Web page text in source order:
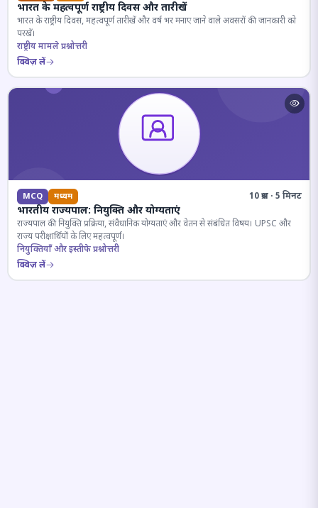
भारत के महत्वपूर्ण राष्ट्रीय दिवस और तारीखें
भारत के राष्ट्रीय दिवस, महत्वपूर्ण तारीखें और वर्ष भर मनाए जाने वाले अवसरों की जानकारी को
परखें।
राष्ट्रीय मामले प्रश्नोत्तरी
क्विज़ लें
MCQ मध्यम 10 प्रश्न · 5 मिनट
भारतीय राज्यपाल: नियुक्ति और योग्यताएं
राज्यपाल की नियुक्ति प्रक्रिया, संवैधानिक योग्यताएं और वेतन से संबंधित विषय। UPSC और
राज्य परीक्षार्थियों के लिए महत्वपूर्ण।
नियुक्तियाँ और इस्तीफे प्रश्नोत्तरी
क्विज़ लें